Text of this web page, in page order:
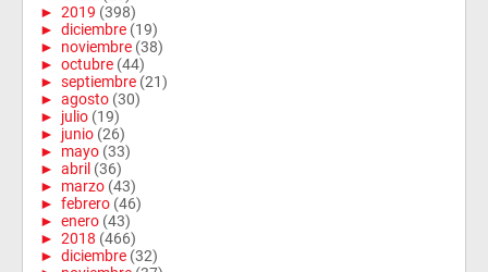
► 2019 (398)
► diciembre (19)
► noviembre (38)
► octubre (44)
► septiembre (21)
► agosto (30)
► julio (19)
► junio (26)
► mayo (33)
► abril (36)
► marzo (43)
► febrero (46)
► enero (43)
► 2018 (466)
► diciembre (32)